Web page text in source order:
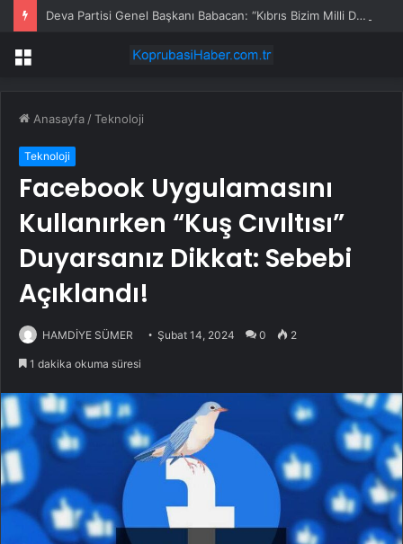
Deva Partisi Genel Başkanı Babacan: “Kıbrıs Bizim Milli Davamızdır”
Menü
Anasayfa /Teknoloji
Teknoloji
Facebook Uygulamasını
Kullanırken “Kuş Cıvıltısı”
Duyarsanız Dikkat: Sebebi
Açıklandı!
HAMDİYE SÜMER Şubat 14, 2024 0 2
1 dakika okuma süresi